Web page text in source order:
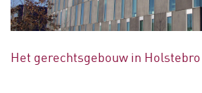
Het gerechtsgebouw in